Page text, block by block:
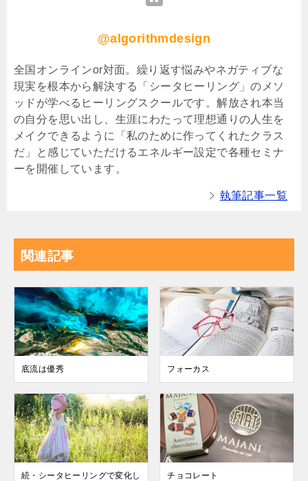
@algorithmdesign
全国オンラインor対面。繰り返す悩みやネガティブな
現実を根本から解決する「シータヒーリング」のメソ
ッドが学べるヒーリングスクールです。解放され本当
の自分を思い出し、生涯にわたって理想通りの人生を
メイクできるように「私のために作ってくれたクラス
だ」と感じていただけるエネルギー設定で各種セミナ
ーを開催しています。
執筆記事一覧
関連記事
底流は優秀 フォーカス
続・シータヒーリングで変化し
チョコレート